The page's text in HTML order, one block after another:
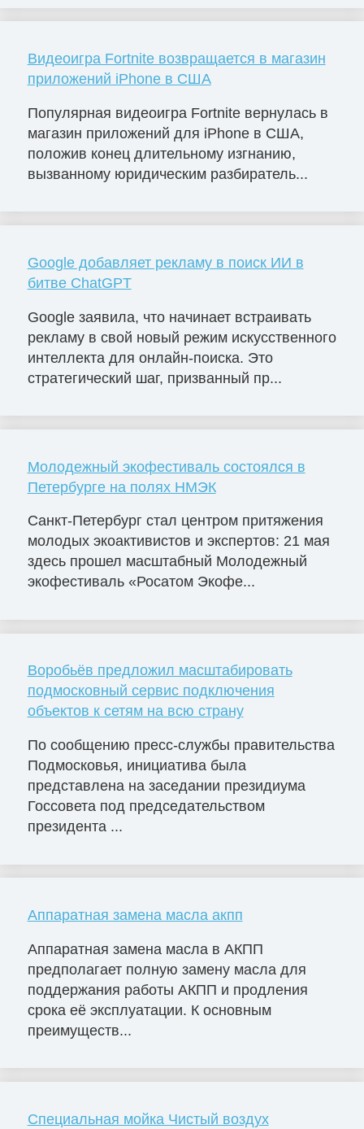
Видеоигра Fortnite возвращается в магазин
приложений iPhone в США
Популярная видеоигра Fortnite вернулась в
магазин приложений для iPhone в США,
положив конец длительному изгнанию,
вызванному юридическим разбиратель...
Google добавляет рекламу в поиск ИИ в
битве ChatGPT
Google заявила, что начинает встраивать
рекламу в свой новый режим искусственного
интеллекта для онлайн-поиска. Это
стратегический шаг, призванный пр...
Молодежный экофестиваль состоялся в
Петербурге на полях НМЭК
Санкт-Петербург стал центром притяжения
молодых экоактивистов и экспертов: 21 мая
здесь прошел масштабный Молодежный
экофестиваль «Росатом Экофе...
Воробьёв предложил масштабировать
подмосковный сервис подключения
объектов к сетям на всю страну
По сообщению пресс-службы правительства
Подмосковья, инициатива была
представлена на заседании президиума
Госсовета под председательством
президента ...
Аппаратная замена масла акпп
Аппаратная замена масла в АКПП
предполагает полную замену масла для
поддержания работы АКПП и продления
срока её эксплуатации. К основным
преимуществ...
Специальная мойка Чистый воздух